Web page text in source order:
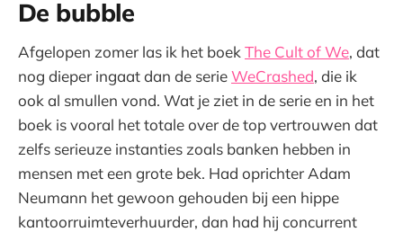
De bubble
Afgelopen zomer las ik het boek The Cult of We, dat
nog dieper ingaat dan de serieWeCrashed, die ik
ook al smullen vond. Wat je ziet in de serie en in het
boek is vooral het totale over de top vertrouwen dat
zelfs serieuze instanties zoals banken hebben in
mensen met een grote bek. Had oprichter Adam
Neumann het gewoon gehouden bij een hippe
kantoorruimteverhuurder, dan had hij concurrent